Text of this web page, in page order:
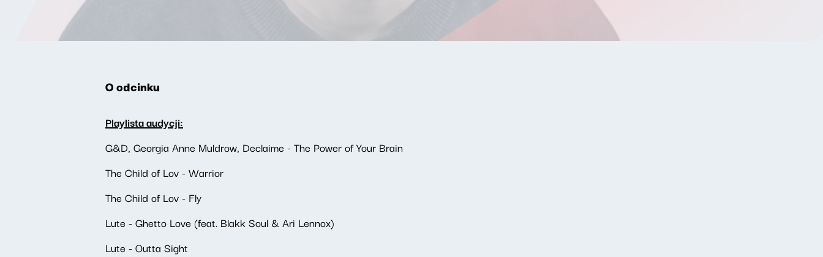
O odcinku
Playlista audycji:
G&D, Georgia Anne Muldrow, Declaime - The Power of Your Brain
The Child of Lov - Warrior
The Child of Lov - Fly
Lute - Ghetto Love (feat. Blakk Soul & Ari Lennox)
Lute - Outta Sight